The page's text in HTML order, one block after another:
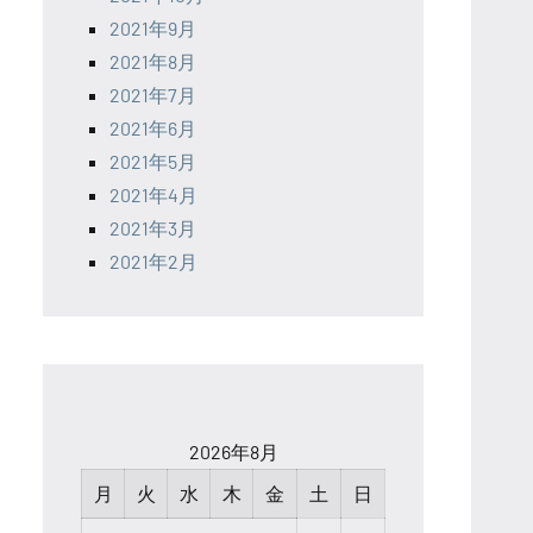
2021年9月
2021年8月
2021年7月
2021年6月
2021年5月
2021年4月
2021年3月
2021年2月
2026年8月
月
火 水 木 金 土 日